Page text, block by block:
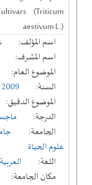
(Triticum
aestivum L.)
اسم المؤلف:
اسم المشرف:
الموضوع العام:
السنة:
2009
الموضوع الدقيق:
الدرجة:
الجامعة:
علوم الحياة
اللغة:
العربية
مكان الجامعة: